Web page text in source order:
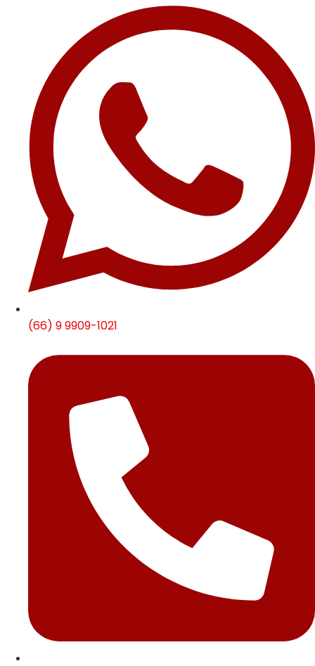
(66) 9 9909-1021